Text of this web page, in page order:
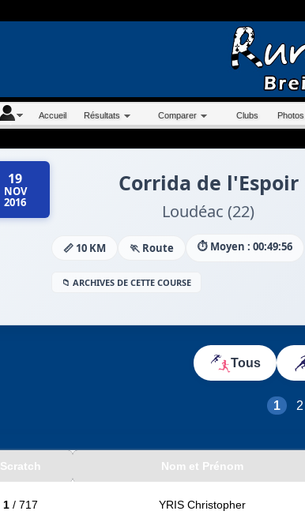
Accueil Résultats Comparer Clubs Photos
19
NOV
2016
Corrida de l'Espoir
Loudéac (22)
📏 10 KM 🏃 Route ⏱️ Moyen : 00:49:56
📁 ARCHIVES DE CETTE COURSE
Tous
1 2
Scratch Nom et Prénom
1/ 717 YRIS Christopher